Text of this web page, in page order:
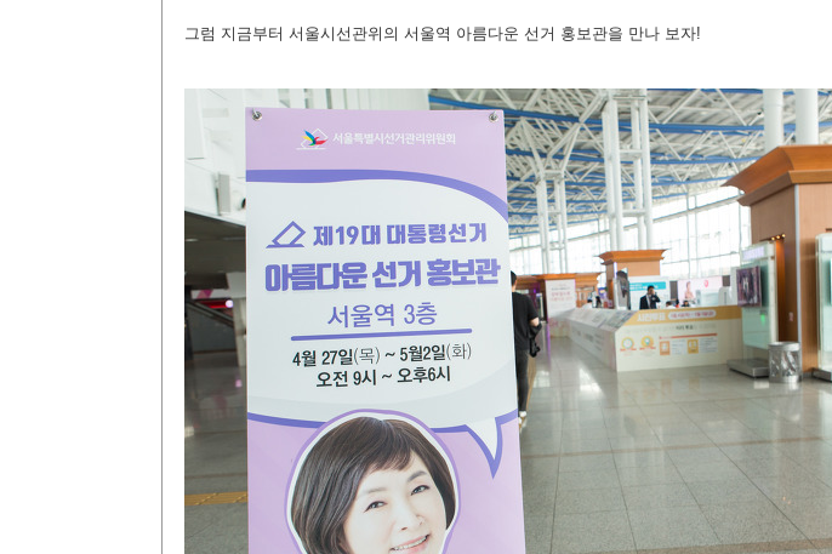
그럼 지금부터 서울시선관위의 서울역 아름다운 선거 홍보관을 만나 보자!